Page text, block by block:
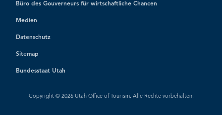
Büro des Gouverneurs für wirtschaftliche Chancen
Medien
Datenschutz
Sitemap
Bundesstaat Utah
Copyright © 2026 Utah Office of Tourism. Alle Rechte vorbehalten.